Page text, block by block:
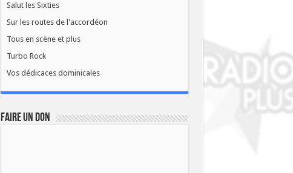
Salut les Sixties
Sur les routes de l'accordéon
Tous en scène et plus
Turbo Rock
Vos dédicaces dominicales
FAIRE UN DON